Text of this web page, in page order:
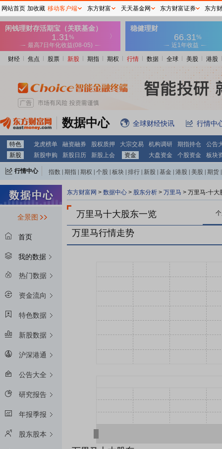
财经 焦点 股票 新股 期指 期权 行情 数据 全球 美股 港股
数据中心 全球财经快讯 行情中
特色 龙虎榜单 融资融券 股权质押 大宗交易 机构调研 期指持仓
公告
新股
新股申购 新股日历 新股上会 资金 大盘资金 个股资金 板块
行情中心 指数 期指 期权 个股 板块 排行 新股 基金 港股 美股 期货
全景图
首页
我的数据
热门数据
资金流向
特色数据
新股数据
沪深港通
公告大全
研究报告
年报季报
股东股本
东方财富网 > 数据中心 > 股东分析 > 万里马 > 万里马-十大
万里马十大股东一览
万里马行情走势
网站首页 加收藏 移动客户端 东方财富 天天基金网 东方财富证券 东方